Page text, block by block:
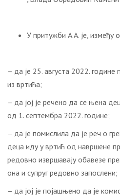
У притужби А.А. је, између
– да је 25. августа 2022.
из вртића;
– да јој је речено да се њена
од 1. септембра 2022. године;
– да је помислила да је реч о
деца иду у вртић од навршене
редовно извршавају обавезе
она и супруг редовно запослени;
– да јој је појашњено да је